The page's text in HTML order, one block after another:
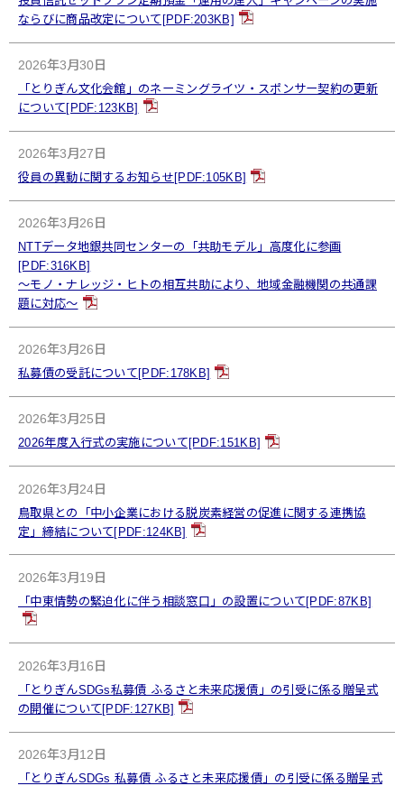
ならびに商品改定について[PDF:203KB]
2026年3月30日
「とりぎん文化会館」のネーミングライツ・スポンサー契約の更新
について[PDF:123KB]
2026年3月27日
役員の異動に関するお知らせ[PDF:105KB]
2026年3月26日
NTTデータ地銀共同センターの「共助モデル」高度化に参画
[PDF:316KB]
～モノ・ナレッジ・ヒトの相互共助により、地域金融機関の共通課
題に対応～
2026年3月26日
私募債の受託について[PDF:178KB]
2026年3月25日
2026年度入行式の実施について[PDF:151KB]
2026年3月24日
鳥取県との「中小企業における脱炭素経営の促進に関する連携協
定」締結について[PDF:124KB]
2026年3月19日
「中東情勢の緊迫化に伴う相談窓口」の設置について[PDF:87KB]
2026年3月16日
「とりぎんSDGs私募債 ふるさと未来応援債」の引受に係る贈呈式
の開催について[PDF:127KB]
2026年3月12日
「とりぎんSDGs 私募債 ふるさと未来応援債」の引受に係る贈呈式